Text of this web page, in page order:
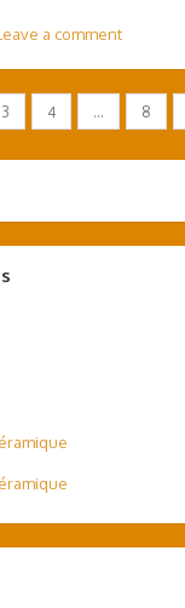
a comment
3 4 … 8